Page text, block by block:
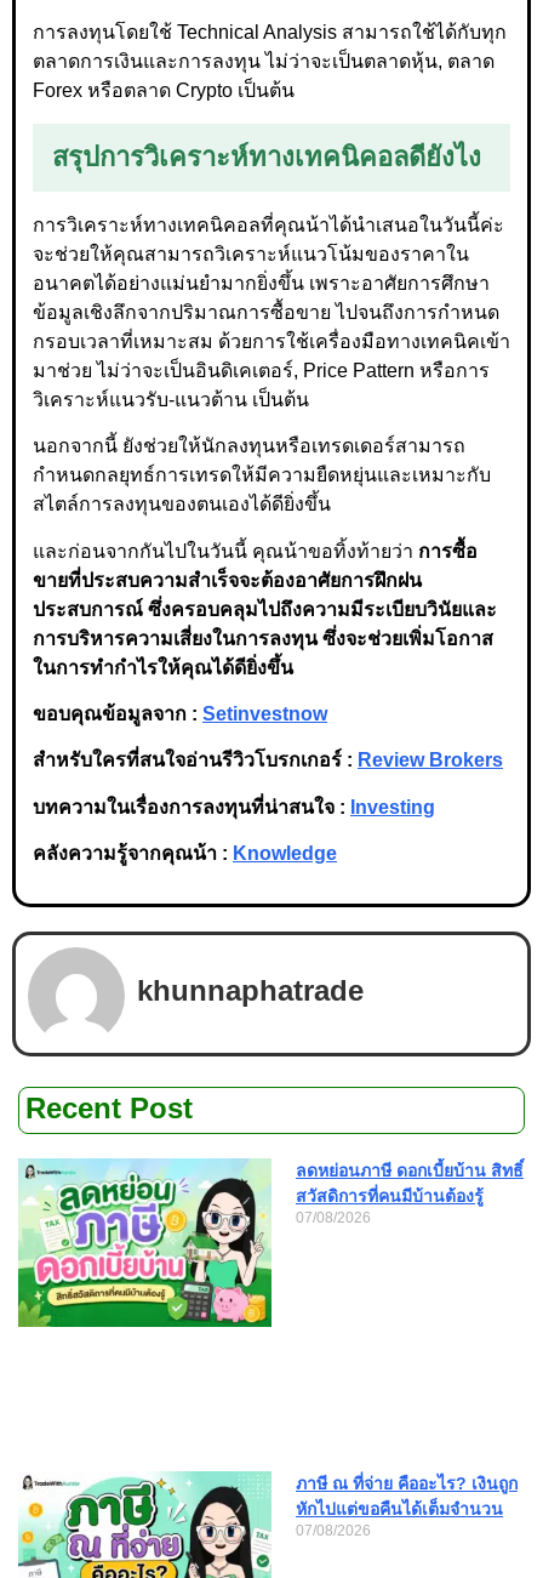
การลงทุนโดยใช้ Technical Analysis สามารถใช้ได้กับทุก
ตลาดการเงินและการลงทุน ไม่ว่าจะเป็นตลาดหุ้น, ตลาด
Forex หรือตลาด Crypto เป็นต้น
สรุปการวิเคราะห์ทางเทคนิคอลดียังไง
การวิเคราะห์ทางเทคนิคอลที่คุณน้าได้นำเสนอในวันนี้ค่ะ
จะช่วยให้คุณสามารถวิเคราะห์แนวโน้มของราคาใน
อนาคตได้อย่างแม่นยำมากยิ่งขึ้น เพราะอาศัยการศึกษา
ข้อมูลเชิงลึกจากปริมาณการซื้อขาย ไปจนถึงการกำหนด
กรอบเวลาที่เหมาะสม ด้วยการใช้เครื่องมือทางเทคนิคเข้า
มาช่วย ไม่ว่าจะเป็นอินดิเคเตอร์, Price Pattern หรือการ
วิเคราะห์แนวรับ-แนวต้าน เป็นต้น
นอกจากนี้ ยังช่วยให้นักลงทุนหรือเทรดเดอร์สามารถ
กำหนดกลยุทธ์การเทรดให้มีความยืดหยุ่นและเหมาะกับ
สไตล์การลงทุนของตนเองได้ดียิ่งขึ้น
และก่อนจากกันไปในวันนี้ คุณน้าขอทิ้งท้ายว่า การซื้อ
ขายที่ประสบความสำเร็จจะต้องอาศัยการฝึกฝน
ประสบการณ์ ซึ่งครอบคลุมไปถึงความมีระเบียบวินัยและ
การบริหารความเสี่ยงในการลงทุน ซึ่งจะช่วยเพิ่มโอกาส
ในการทำกำไรให้คุณได้ดียิ่งขึ้น
ขอบคุณข้อมูลจาก : Setinvestnow
สำหรับใครที่สนใจอ่านรีวิวโบรกเกอร์ : Review Brokers
บทความในเรื่องการลงทุนที่น่าสนใจ : Investing
คลังความรู้จากคุณน้า : Knowledge
khunnaphatrade
Recent Post
ลดหย่อนภาษี ดอกเบี้ยบ้าน สิทธิ์
สวัสดิการที่คนมีบ้านต้องรู้
07/08/2026
ภาษี ณ ที่จ่าย คืออะไร? เงินถูก
หักไปแต่ขอคืนได้เต็มจำนวน
07/08/2026